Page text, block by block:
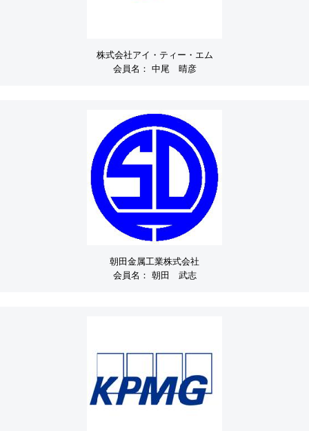
株式会社アイ・ティー・エム
会員名： 中尾 晴彦
朝田金属工業株式会社
会員名： 朝田 武志